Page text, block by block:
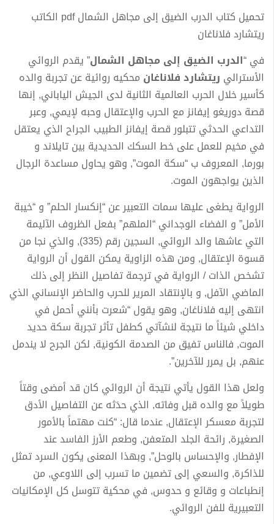
تحميل كتاب الدرب الضيق إلى مجاهل الشمال pdf الكاتب
ريتشارد فلاناغان
في “الدرب الضيق إلى مجاهل الشمال” يقدم الروائي
الأسترالي ريتشارد فلاناغان محكيه روائية عن تجربة والده
كأسير خلال الحرب العالمية الثانية لدى الجيش الياباني, إنها
قصة دوريغو إيفانز مع الحرب والإعتقال وحبه لإيمي, وعبر
التداعي الحدثي تتبلور قصة إيفانز الطبيب الجراح الذي يعتقل
في مخيم للعمل على خط السكك الحديدية بين تايلاند و
بورما, المعروف ب “سكة الموت”, وهو يحاول مساعدة الرجال
الذين يواجهون الموت.
الرواية يطغى عليها سمات التعبير عن “إنكسار الحلم” و “خيبة
الأمل” و الفضاء الوجداني “الملهم” بفعل الظروف الآليمة
التي عاشها والد الروائي, السجين رقم (335), والذي نجا من
قسوة الإعتقال, ومن هذه الزاوية يمكن القول أن الرواية
تشخص الذات / الرواية في ترجمة تفاصيل النظر إلى ذلك
الماضي الآفل, و بالإنتقاد المرير للحرب والحاضر الإنساني الذي
انتهى إليه فلاناغان, وهو يقول “شعرت بأنني أحمل في
داخلي شيئاً ما نتيجة لنشآتي كطفل تأثر تجربة سكة حديد
الموت, فالناس تفيق من الصدمة الكونية, لكن الجرح لا يندمل
عنهم, بل يمرر للآخرين”.
ولعل هذا القول يأتي نتيجة أن الروائي كان قد أمضى وقتاً
طويلاً مع والده قبل وفاته, الذي حدَثه عن التفاصيل الأدق
لتجربة معسكر الإعتقال, عندما قال: “كنت مهتماً بالأمور
الصغيرة, رائحة الجلد المتعفن, وطعم الأرز الفاسد عند
الإفطار, والإحساس بالوحل”, وبهذا المعنى يكون السرد تمثل
للذاكرة, والسعي إلى تضمين ما تسرب إلى اللاوعي, من
إنطباعات و وقائع و حدوس, في محكية تتوسل كل الإمكانيات
التعبيرية للفن الروائي.